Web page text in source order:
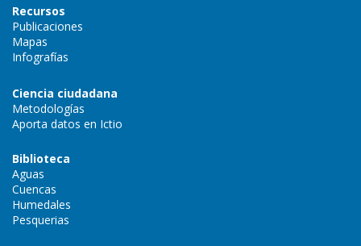
Recursos
Publicaciones
Mapas
Infografías
Ciencia ciudadana
Metodologías
Aporta datos en Ictio
Biblioteca
Aguas
Cuencas
Humedales
Pesquerias